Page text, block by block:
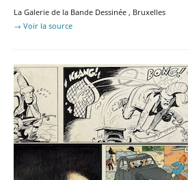
La Galerie de la Bande Dessinée , Bruxelles
→ Voir la source